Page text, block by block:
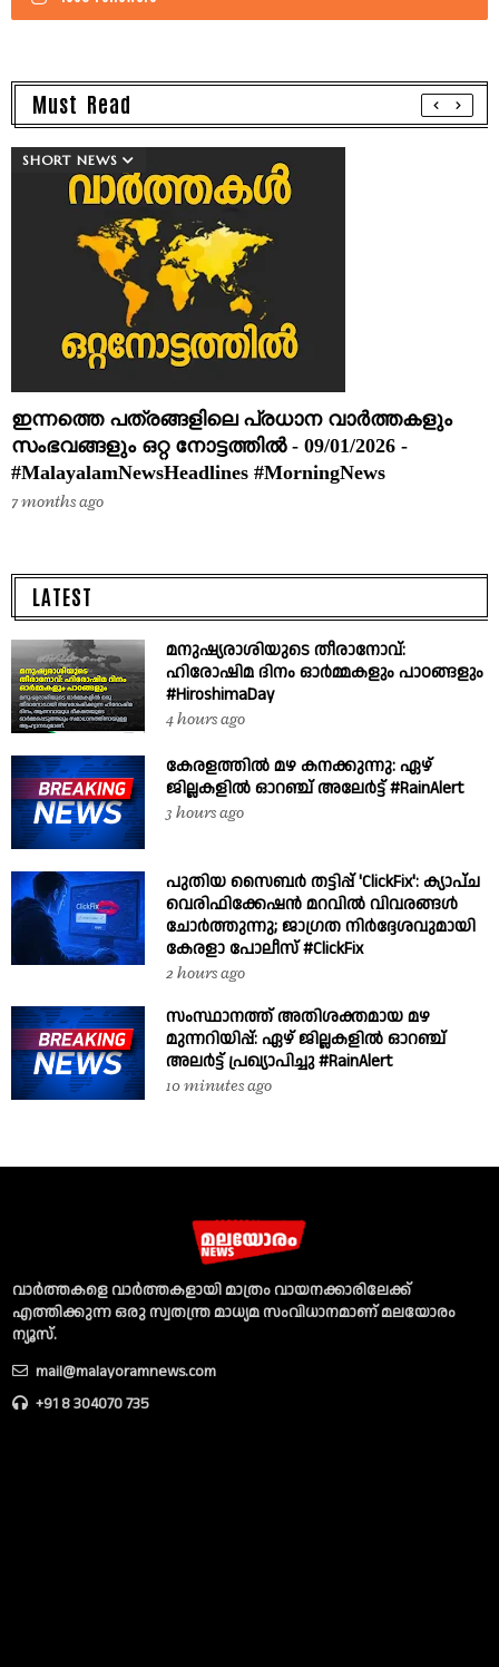
Must Read
SHORT NEWS
ഇന്നത്തെ പത്രങ്ങളിലെ പ്രധാന വാർത്തകളും
സംഭവങ്ങളും ഒറ്റ നോട്ടത്തിൽ - 09/01/2026 -
#MalayalamNewsHeadlines #MorningNews
7 months ago
LATEST
മനുഷ്യരാശിയുടെ തീരാനോവ്:
ഹിരോഷിമ ദിനം ഓർമ്മകളും പാഠങ്ങളും
#HiroshimaDay
4 hours ago
കേരളത്തിൽ മഴ കനക്കുന്നു: ഏഴ്
ജില്ലകളിൽ ഓറഞ്ച് അലേർട്ട് #RainAlert
3 hours ago
പുതിയ സൈബർ തട്ടിപ്പ് 'ClickFix': ക്യാപ്ച
വെരിഫിക്കേഷൻ മറവിൽ വിവരങ്ങൾ
ചോർത്തുന്നു; ജാഗ്രത നിർദ്ദേശവുമായി
കേരളാ പോലീസ് #ClickFix
2 hours ago
സംസ്ഥാനത്ത് അതിശക്തമായ മഴ
മുന്നറിയിപ്പ്: ഏഴ് ജില്ലകളിൽ ഓറഞ്ച്
അലർട്ട് പ്രഖ്യാപിച്ചു #RainAlert
10 minutes ago
വാര്‍ത്തകളെ വാര്‍ത്തകളായി മാത്രം വായനക്കാരിലേക്ക്
എത്തിക്കുന്ന ഒരു സ്വതന്ത്ര മാധ്യമ സംവിധാനമാണ് മലയോരം
ന്യൂസ്‌.
mail@malayoramnews.com
+91 8 304070 735